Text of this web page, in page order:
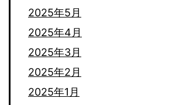
2025年5月
2025年4月
2025年3月
2025年2月
2025年1月